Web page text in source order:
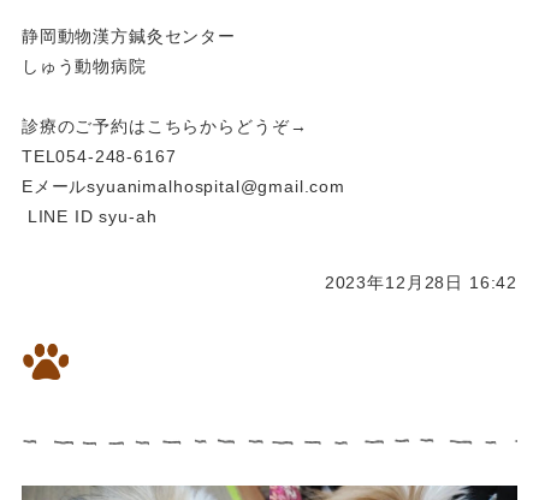
静岡動物漢方鍼灸センター
しゅう動物病院
診療のご予約はこちらからどうぞ→
TEL054-248-6167
Eメールsyuanimalhospital@gmail.com
LINE ID syu-ah
2023年12月28日 16:42